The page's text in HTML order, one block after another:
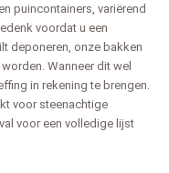
puincontainers, variërend
voordat u een
deponeren, onze bakken
Wanneer dit wel
in rekening te brengen.
voor steenachtige
voor een volledige lijst